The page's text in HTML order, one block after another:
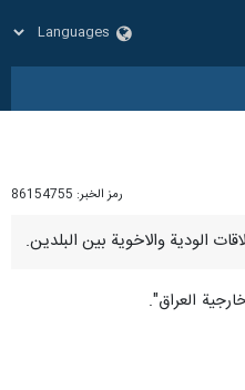
رمز الخبر: 86154755
العراق".